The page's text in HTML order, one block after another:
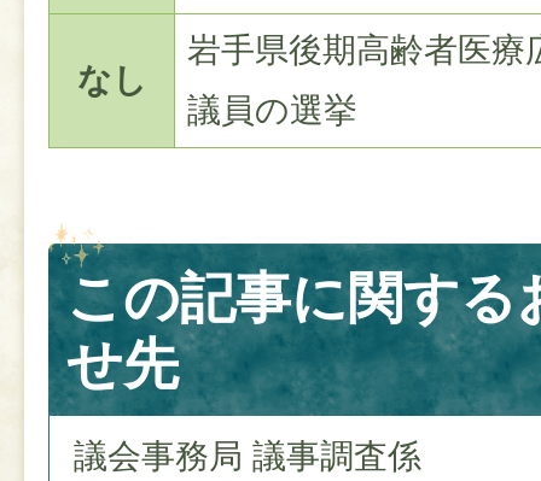
なし
岩手県後期高齢者医療
議員の選挙
この記事に関する
せ先
議会事務局 議事調査係